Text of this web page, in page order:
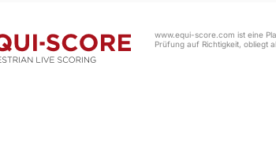
www.equi-score.com ist eine
Prüfung auf Richtigkeit, obliegt